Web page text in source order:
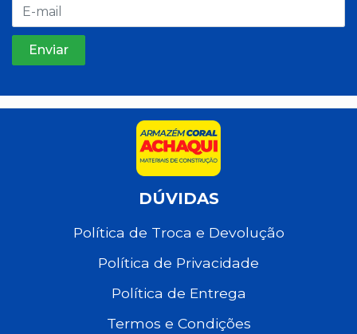
DÚVIDAS
Política de Troca e Devolução
Política de Privacidade
Política de Entrega
Termos e Condições